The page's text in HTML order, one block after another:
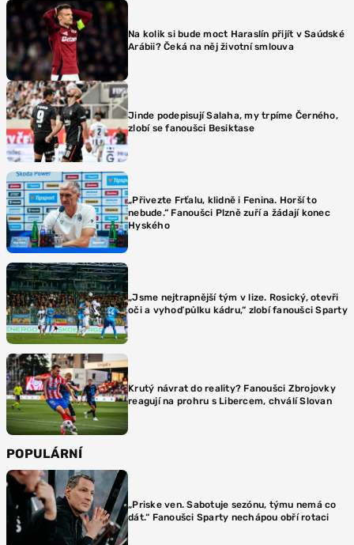
Na kolik si bude moct Haraslín přijít v Saúdské
Arábii? Čeká na něj životní smlouva
Jinde podepisují Salaha, my trpíme Černého,
zlobí se fanoušci Besiktase
„Přivezte Frťalu, klidně i Fenina. Horší to
nebude.“ Fanoušci Plzně zuří a žádají konec
Hyského
„Jsme nejtrapnější tým v lize. Rosický, otevři
oči a vyhoď půlku kádru,“ zlobí fanoušci Sparty
Krutý návrat do reality? Fanoušci Zbrojovky
reagují na prohru s Libercem, chválí Slovan
POPULÁRNÍ
„Priske ven. Sabotuje sezónu, týmu nemá co
dát.“ Fanoušci Sparty nechápou obří rotaci